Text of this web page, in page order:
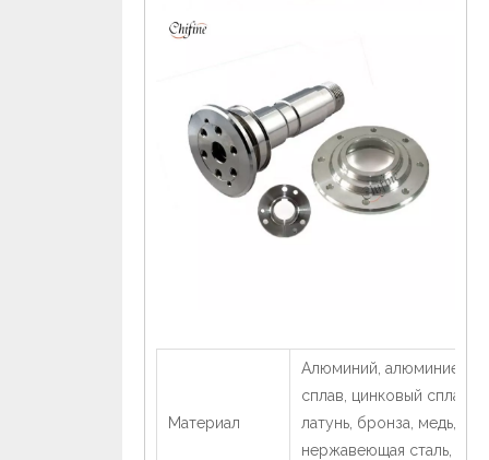
Материал
Алюминий, алюминиевый
сплав, цинковый сплав,
латунь, бронза, медь,
нержавеющая сталь,